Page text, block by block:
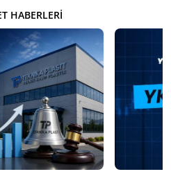
HABERLERI